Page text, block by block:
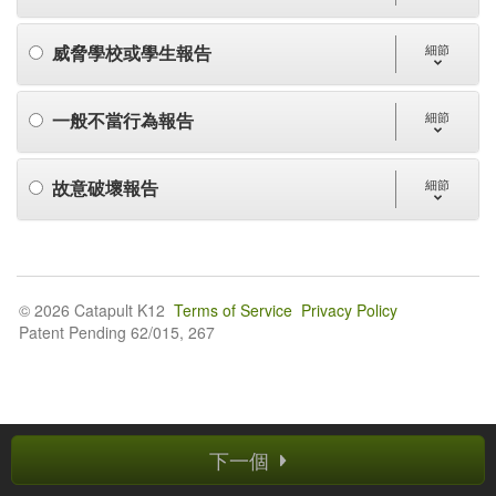
威脅學校或學生報告 細節
一般不當行為報告 細節
故意破壞報告 細節
下一個
© 2026 Catapult K12 Terms of Service Privacy Policy
Patent Pending 62/015, 267